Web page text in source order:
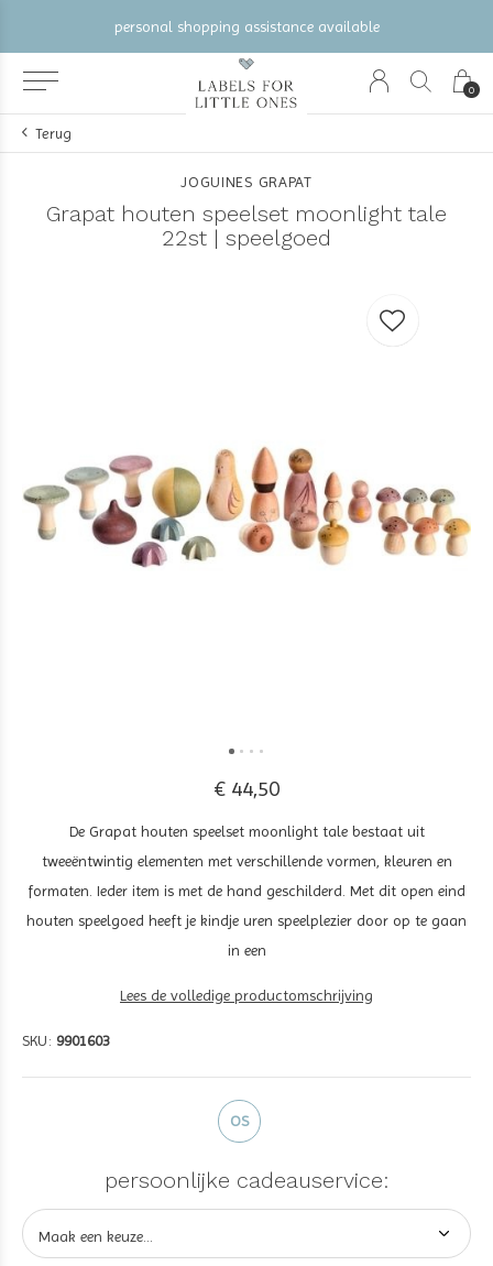
0
personal shopping assistance available
Terug
JOGUINES GRAPAT
Grapat houten speelset moonlight tale
22st | speelgoed
€ 44,50
De Grapat houten speelset moonlight tale bestaat uit
tweeëntwintig elementen met verschillende vormen, kleuren en
formaten. Ieder item is met de hand geschilderd. Met dit open eind
houten speelgoed heeft je kindje uren speelplezier door op te gaan
in een
Lees de volledige productomschrijving
SKU: 9901603
OS
persoonlijke cadeauservice: